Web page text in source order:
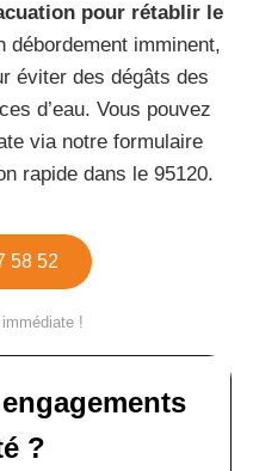
pour rétablir le
débordement imminent,
éviter des dégâts des
d’eau. Vous pouvez
via notre formulaire
rapide dans le 95120.
58 52
!
?